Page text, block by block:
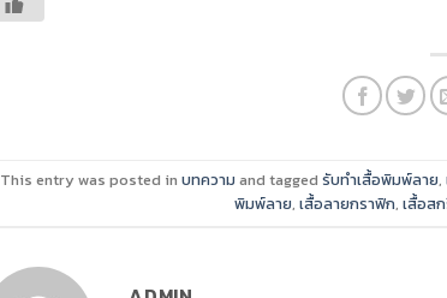
This entry was posted in บทความ and tagged รับทำเสื้อพิมพ์ลาย,
พิมพ์ลาย, เสื้อลายกราฟิก, เสื้อส